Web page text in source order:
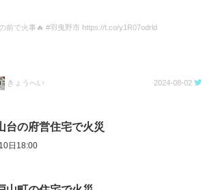
前で火事🔥 #羽曳野市 https://t.co/y1R07odrld
きょうへい 2024-08-02
台の府営住宅で火災
日18:00